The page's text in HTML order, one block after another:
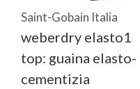
Saint-Gobain Italia
weberdry elasto1
top: guaina elasto-
cementizia